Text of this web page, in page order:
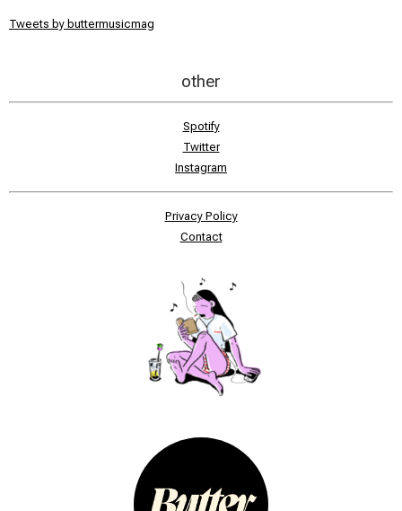
Tweets by buttermusicmag
other
Spotify
Twitter
Instagram
Privacy Policy
Contact